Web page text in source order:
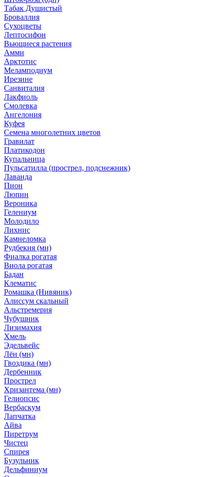
Табак Душистый
Броваллия
Сухоцветы
Лептосифон
Вьющиеся растения
Амми
Арктотис
Меламподиум
Ирезине
Санвиталия
Лакфиоль
Смолевка
Ангелония
Куфея
Семена многолетних цветов
Гравилат
Платикодон
Купальница
Пульсатилла (прострел, подснежник)
Лаванда
Пион
Люпин
Вероника
Гелениум
Молодило
Лихнис
Камнеломка
Рудбекия (мн)
Фиалка рогатая
Виола рогатая
Бадан
Клематис
Ромашка (Нивяник)
Алиссум скальный
Альстремерия
Чубушник
Лизимахия
Хмель
Эдельвейс
Лён (мн)
Гвоздика (мн)
Дербенник
Прострел
Хризантема (мн)
Гелиопсис
Вербаскум
Лапчатка
Айва
Пиретрум
Чистец
Спирея
Бузульник
Дельфиниум